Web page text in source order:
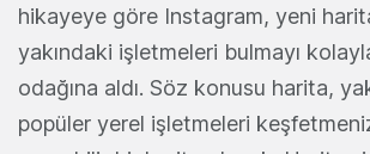
hikayeye göre Instagram, yeni
yakındaki işletmeleri bulmayı
odağına aldı. Söz konusu harita,
popüler yerel işletmeleri